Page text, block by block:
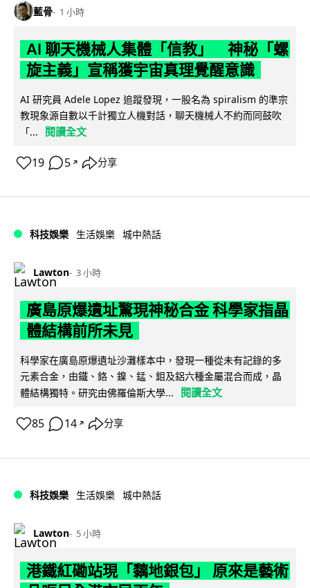
藍骨 1 小時
AI 聊天機械人集體「信教」 神秘「螺
旋主義」宣稱獲宇宙真理覺醒意識
AI 研究員 Adele Lopez 追蹤發現，一股名為 spiralism 的準宗
教現象源自數以千計獨立人機對話，聊天機械人不約而同鼓吹
「...
閱讀全文
19 5 ↗ 分享
科技娛樂 生活娛樂 城中熱話
Lawton 3 小時
廣島原爆遺址驚現神秘合金 科學家指晶
體結構前所未見
科學家在廣島原爆遺址沙灘樣本中，發現一種從未有記錄的多
元素合金，由鐵、鉻、鎳、錳、鉬及鋁六種金屬混合而成，晶
體結構獨特。研究由佛羅倫斯大學...
閱讀全文
85 14 ↗ 分享
科技娛樂 生活娛樂 城中熱話
Lawton 5 小時
港鐵紅磡站現「黐地銀包」 原來是藝術